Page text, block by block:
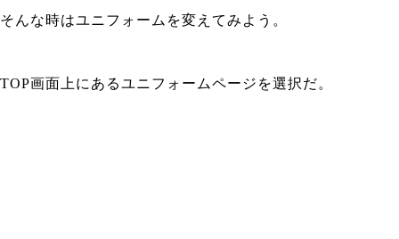
そんな時はユニフォームを変えてみよう。
TOP画面上にあるユニフォームページを選択だ。